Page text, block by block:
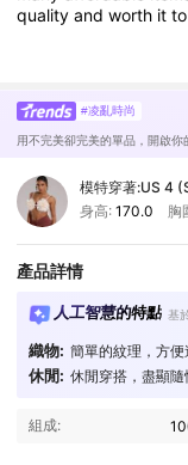
qualityandworth itto
#凌亂時尚
用不完美卻完美的單品，開啟你
模特穿著:US 4
身高: 170.0 胸
產品詳情
人工智慧的特點 基
織物: 簡單的紋理，方便
休閒: 休閒穿搭，盡顯隨
組成: